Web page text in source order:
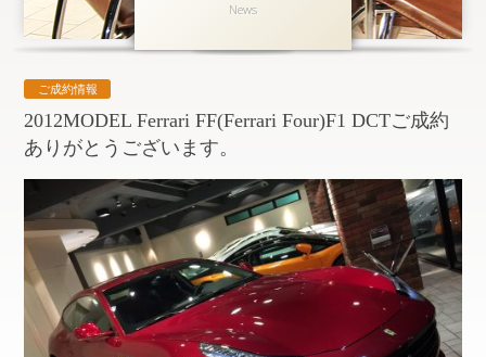
会社概要
お問い合わせ
News
ご成約情報
2012MODEL Ferrari FF(Ferrari Four)F1 DCTご成約
ありがとうございます。